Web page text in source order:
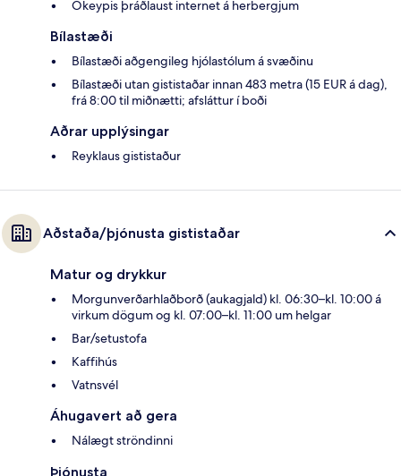
Ókeypis þráðlaust internet á herbergjum
Bílastæði
Bílastæði aðgengileg hjólastólum á svæðinu
Bílastæði utan gististaðar innan 483 metra (15 EUR á dag),
frá 8:00 til miðnætti; afsláttur í boði
Aðrar upplýsingar
Reyklaus gististaður
Aðstaða/þjónusta gististaðar
Matur og drykkur
Morgunverðarhlaðborð (aukagjald) kl. 06:30–kl. 10:00 á
virkum dögum og kl. 07:00–kl. 11:00 um helgar
Bar/setustofa
Kaffihús
Vatnsvél
Áhugavert að gera
Nálægt ströndinni
Þjónusta